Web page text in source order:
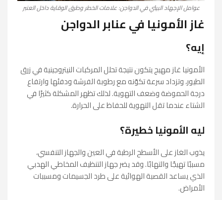
عوامل الإجهاد البيئي في الدواجن: علامات الخطر وطرق الوقاية داخل العنبر
غاز الأمونيا في عنابر الدواجن
إيه؟
الأمونيا غاز مهيج يتكون نتيجة تحلل المركبات النيتروجينية في زرق
الطيور، وتزداد سرعة تكوّنه مع رطوبة الفرشة ودفئها وارتفاع
درجة الحموضة وضعف التهوية. لذلك تظهر المشكلة كثيرًا في
الشتاء عندما تقل التهوية للحفاظ على الحرارة.
ليه الأمونيا خطيرة؟
يذوب الغاز على الأسطح الرطبة في العين والجهاز التنفسي،
مسببًا تهيجًا والتهابًا. وقد يضر جهاز التنظيف المخاطي الهدبي
الذي يساعد القصبة الهوائية على طرد الجسيمات ومسببات
الأمراض.